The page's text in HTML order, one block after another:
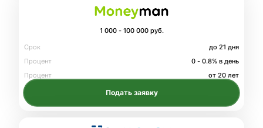
1 000 - 100 000 руб.
Срок
до 21 дня
Процент
0 - 0.8% в день
Процент
от 20 лет
Подать заявку